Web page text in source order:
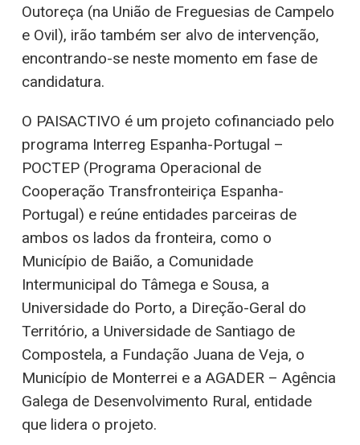
Outoreça (na União de Freguesias de Campelo
e Ovil), irão também ser alvo de intervenção,
encontrando-se neste momento em fase de
candidatura.
O PAISACTIVO é um projeto cofinanciado pelo
programa Interreg Espanha-Portugal –
POCTEP (Programa Operacional de
Cooperação Transfronteiriça Espanha-
Portugal) e reúne entidades parceiras de
ambos os lados da fronteira, como o
Município de Baião, a Comunidade
Intermunicipal do Tâmega e Sousa, a
Universidade do Porto, a Direção-Geral do
Território, a Universidade de Santiago de
Compostela, a Fundação Juana de Veja, o
Município de Monterrei e a AGADER – Agência
Galega de Desenvolvimento Rural, entidade
que lidera o projeto.